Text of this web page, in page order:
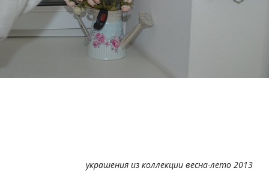
украшения из коллекции весна-лето 2013